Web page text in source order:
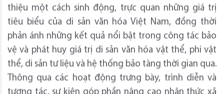
thiệu một cách sinh động, trực quan những giá trị
tiêu biểu của di sản văn hóa Việt Nam, đồng thời
phản ánh những kết quả nổi bật trong công tác bảo
vệ và phát huy giá trị di sản văn hóa vật thể, phi vật
thể, di sản tư liệu và hệ thống bảo tàng thời gian qua.
Thông qua các hoạt động trưng bày, trình diễn và